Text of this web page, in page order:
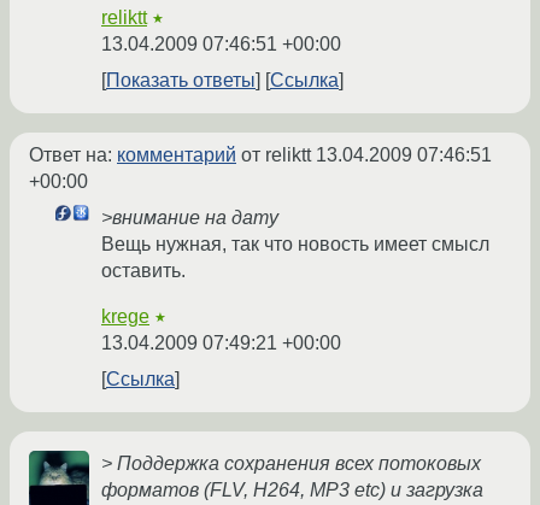
reliktt ★
13.04.2009 07:46:51 +00:00
Показать ответы
Ссылка
Ответ на: комментарий от reliktt 13.04.2009 07:46:51
+00:00
>внимание на дату
Вещь нужная, так что новость имеет смысл
оставить.
krege ★
13.04.2009 07:49:21 +00:00
Ссылка
> Поддержка сохранения всех потоковых
форматов (FLV, H264, MP3 etc) и загрузка